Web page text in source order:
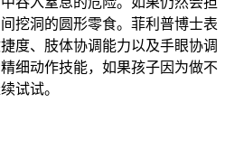
挖洞的圆形零食。菲利普博士表
度、肢体协调能力以及手眼协调
细动作技能，如果孩子因为做不
试试。